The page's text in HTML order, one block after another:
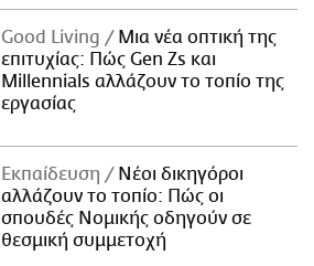
Good Living
Μια νέα οπτική της
επιτυχίας: Πώς Gen Zs και
Millennials αλλάζουν το τοπίο της
εργασίας
Εκπαίδευση
Νέοι δικηγόροι
αλλάζουν το τοπίο: Πώς οι
σπουδές Νομικής οδηγούν σε
θεσμική συμμετοχή